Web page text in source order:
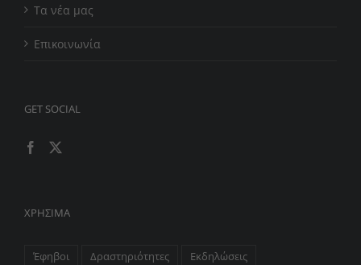
Τα νέα μας
Επικοινωνία
GET SOCIAL
ΧΡΉΣΙΜΑ
Έφηβοι Δραστηριότητες
Εκδηλώσεις